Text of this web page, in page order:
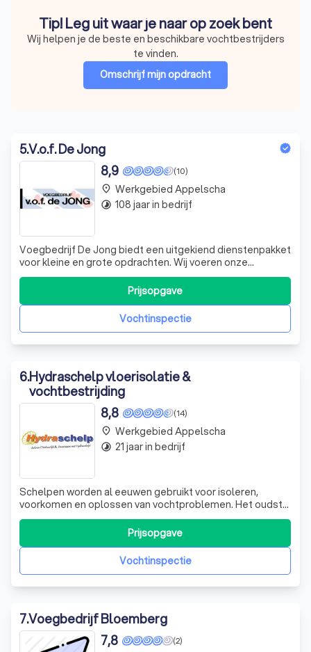
Tip! Leg uit waar je naar op zoek bent
Wij helpen je de beste en beschikbare vochtbestrijders
te vinden.
Omschrijf mijn opdracht
5.V.o.f. De Jong
(10)
8,9
Voegbedrijf De Jong biedt een uitgekiend dienstenpakket
voor kleine en grote opdrachten. Wij voeren onze
werkzaamheden uit voor bv. een tuinmuur, een aanbouw
of één woning, maar ook voor kleinschalige tot
middelgrote woningbouw of utiliteitsbouw. Bij alles wat
wij doen, willen wij een kwaliteitsprod
Vochtinspectie
Prijsopgave
place Werkgebied Appelscha
timelapse 108 jaar in bedrijf
6.Hydraschelp vloerisolatie &
vochtbestrijding
(14)
8,8
Schelpen worden al eeuwen gebruikt voor isoleren,
voorkomen en oplossen van vochtproblemen. Het oudste
en de meest bewezen methode voor het oplossen van
problemen die voortkomen uit een vochtige, natte en/of
ongeïsoleerde kruipruimte.
Vochtinspectie
Prijsopgave
place Werkgebied Appelscha
timelapse 21 jaar in bedrijf
7.Voegbedrijf Bloemberg
(2)
7,8